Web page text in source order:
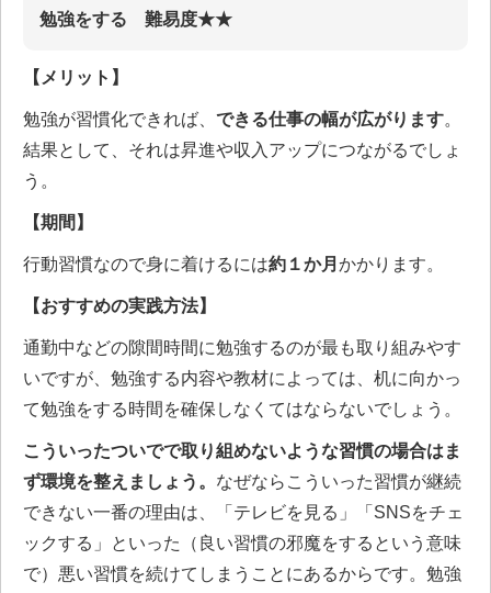
勉強をする 難易度★★
【メリット】
勉強が習慣化できれば、 できる仕事の幅が広がります。
結果として、それは昇進や収入アップにつながるでしょ
う。
【期間】
行動習慣なので身に着けるには約１か月 かかります。
【おすすめの実践方法】
通勤中などの隙間時間に勉強するのが最も取り組みやす
いですが、勉強する内容や教材によっては、机に向かっ
て勉強をする時間を確保しなくてはならないでしょう。
こういったついでで取り組めないような習慣の場合はま
ず環境を整えましょう。 なぜならこういった習慣が継続
できない一番の理由は、「テレビを見る」「SNSをチェ
ックする」といった（良い習慣の邪魔をするという意味
で）悪い習慣を続けてしまうことにあるからです。勉強